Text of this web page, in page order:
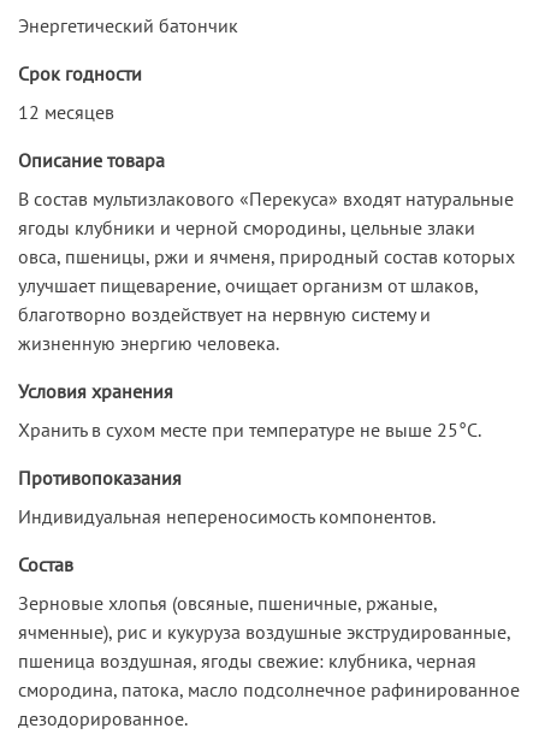
Энергетический батончик
Срок годности
12 месяцев
Описание товара
В состав мультизлакового «Перекуса» входят натуральные
ягоды клубники и черной смородины, цельные злаки
овса, пшеницы, ржи и ячменя, природный состав которых
улучшает пищеварение, очищает организм от шлаков,
благотворно воздействует на нервную систему и
жизненную энергию человека.
Условия хранения
Хранить в сухом месте при температуре не выше 25°С.
Противопоказания
Индивидуальная непереносимость компонентов.
Состав
Зерновые хлопья (овсяные, пшеничные, ржаные,
ячменные), рис и кукуруза воздушные экструдированные,
пшеница воздушная, ягоды свежие: клубника, черная
смородина, патока, масло подсолнечное рафинированное
дезодорированное.